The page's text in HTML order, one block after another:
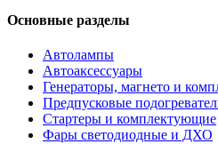
Основные разделы
Автолампы
Автоаксессуары
Генераторы, магнето и
Предпусковые
Стартеры и комплектующие
Фары светодиодные и ДХО